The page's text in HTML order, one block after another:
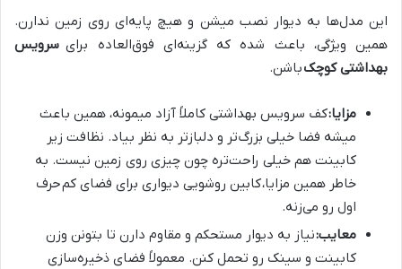
این مدل‌ها به دیوار نصب میشن و هیچ پایه‌ای روی زمین ندارن.
همین ویژگی، باعث شده که گزینه‌ای فوق‌العاده برای سرویس
بهداشتی کوچکباشن.
مزایا:کف سرویس بهداشتی کاملاً آزاد میمونه، همین باعث
میشه فضا خیلی بزرگ‌تر و دلبازتر به نظر بیاد. نظافت زیر
کابینت هم خیلی راحت‌تره چون چیزی روی زمین نیست. به
خاطر همین مزایا،کابین روشویی دیواری برای فضای کمحرف
اول رو می‌زنه.
معایب:نیاز به دیوار مستحکم و مقاوم دارن تا بتونن وزن
کابینت و سینک رو تحمل کنن. معمولاً فضای ذخیره‌سازی